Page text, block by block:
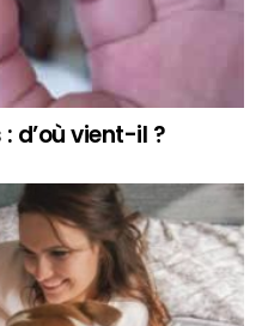
d’où vient-il ?